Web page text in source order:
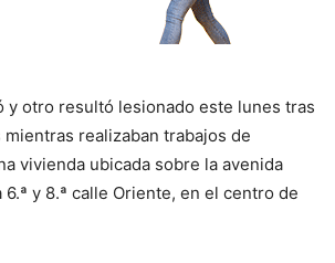
y otro resultó lesionado este lunes tras
realizaban trabajos de
vivienda ubicada sobre la avenida
y 8.ª calle Oriente, en el centro de